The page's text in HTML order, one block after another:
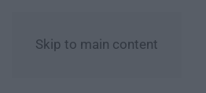
Skip to main content